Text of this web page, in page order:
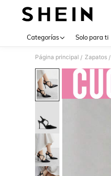
Categorías Solo para ti
Página principal / Zapatos /